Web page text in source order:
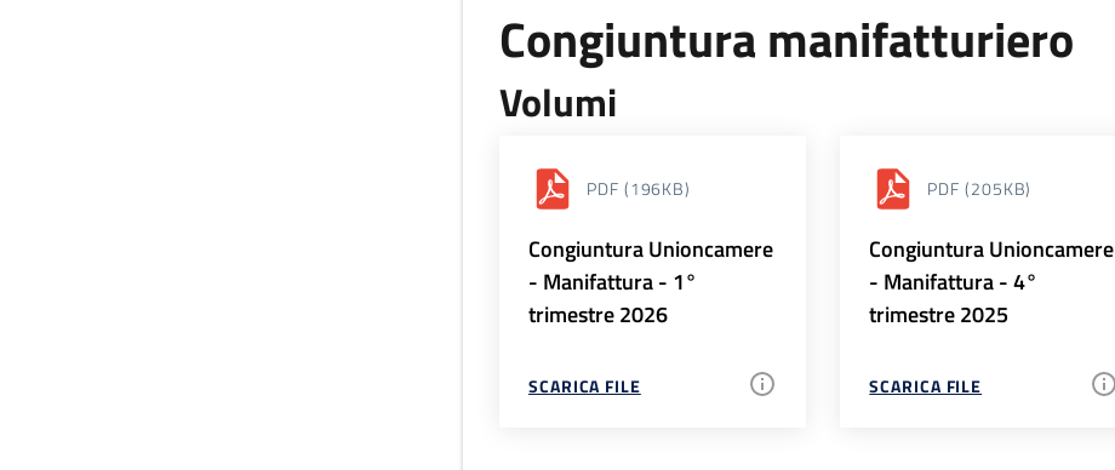
Congiuntura manifatturiero
Volumi
PDF (196KB)
Congiuntura Unioncamere
- Manifattura - 1°
trimestre 2026
SCARICA FILE
PDF (205KB)
Congiuntura Unioncamere
- Manifattura - 4°
trimestre 2025
SCARICA FILE